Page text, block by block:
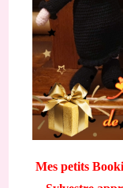
Mes petits